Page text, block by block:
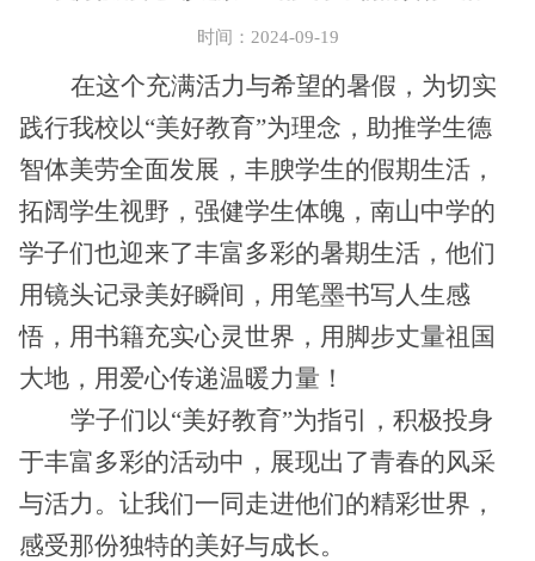
时间：2024-09-19
在这个充满活力与希望的暑假，为切实
践行我校以“美好教育”为理念，助推学生德
智体美劳全面发展，丰腴学生的假期生活，
拓阔学生视野，强健学生体魄，南山中学的
学子们也迎来了丰富多彩的暑期生活，他们
用镜头记录美好瞬间，用笔墨书写人生感
悟，用书籍充实心灵世界，用脚步丈量祖国
大地，用爱心传递温暖力量！
学子们以“美好教育”为指引，积极投身
于丰富多彩的活动中，展现出了青春的风采
与活力。让我们一同走进他们的精彩世界，
感受那份独特的美好与成长。